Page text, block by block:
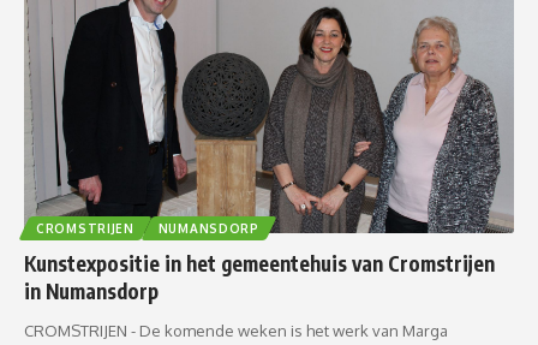
CROMSTRIJEN NUMANSDORP
Kunstexpositie in het gemeentehuis van Cromstrijen
in Numansdorp
CROMSTRIJEN - De komende weken is het werk van Marga